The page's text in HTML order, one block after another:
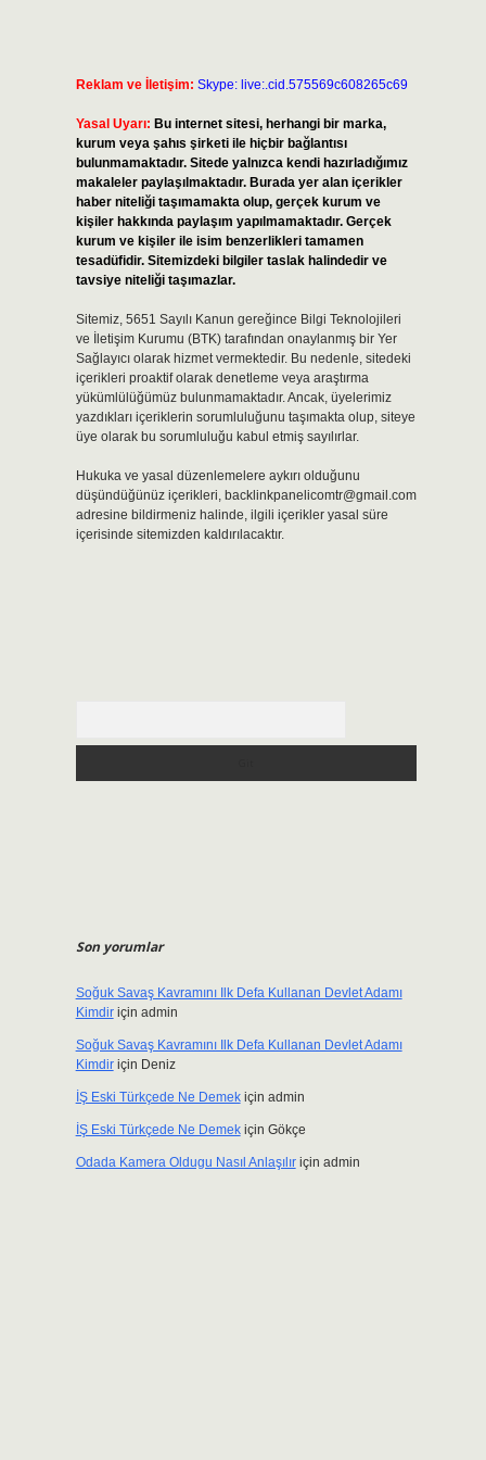
Reklam ve İletişim: Skype: live:.cid.575569c608265c69
Yasal Uyarı: Bu internet sitesi, herhangi bir marka,
kurum veya şahıs şirketi ile hiçbir bağlantısı
bulunmamaktadır. Sitede yalnızca kendi hazırladığımız
makaleler paylaşılmaktadır. Burada yer alan içerikler
haber niteliği taşımamakta olup, gerçek kurum ve
kişiler hakkında paylaşım yapılmamaktadır. Gerçek
kurum ve kişiler ile isim benzerlikleri tamamen
tesadüfidir. Sitemizdeki bilgiler taslak halindedir ve
tavsiye niteliği taşımazlar.
Sitemiz, 5651 Sayılı Kanun gereğince Bilgi Teknolojileri
ve İletişim Kurumu (BTK) tarafından onaylanmış bir Yer
Sağlayıcı olarak hizmet vermektedir. Bu nedenle, sitedeki
içerikleri proaktif olarak denetleme veya araştırma
yükümlülüğümüz bulunmamaktadır. Ancak, üyelerimiz
yazdıkları içeriklerin sorumluluğunu taşımakta olup, siteye
üye olarak bu sorumluluğu kabul etmiş sayılırlar.
Hukuka ve yasal düzenlemelere aykırı olduğunu
düşündüğünüz içerikleri, backlinkpanelicomtr@gmail.com
adresine bildirmeniz halinde, ilgili içerikler yasal süre
içerisinde sitemizden kaldırılacaktır.
Son yorumlar
Soğuk Savaş Kavramını Ilk Defa Kullanan Devlet Adamı
Kimdiriçin admin
Soğuk Savaş Kavramını Ilk Defa Kullanan Devlet Adamı
Kimdiriçin Deniz
İŞ Eski Türkçede Ne Demekiçin admin
İŞ Eski Türkçede Ne Demekiçin Gökçe
Odada Kamera Oldugu Nasıl Anlaşılıriçin admin